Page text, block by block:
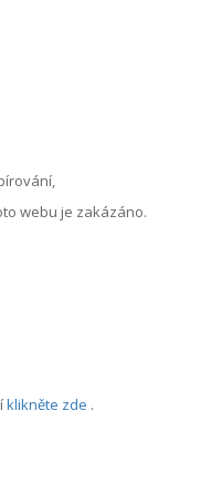
webu je zakázáno.
klikněte zde .